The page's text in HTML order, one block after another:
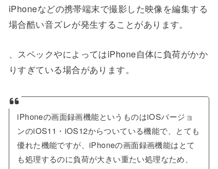
iPhoneなどの携帯端末で撮影した映像を編集する
場合酷い音ズレが発生することがあります。
、スペックやによってはiPhone自体に負荷がかか
りすぎている場合があります。
iPhoneの画面録画機能というものはiOSバージョ
ンのiOS11・iOS12からついている機能で、とても
優れた機能ですが、iPhoneの画面録画機能はとて
も処理するのに負荷が大きい重たい処理なため、